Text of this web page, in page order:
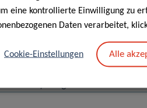
eine kontrollierte Einwilligung zu
Daten verarbeitet,
Cookie-Einstellungen Alle